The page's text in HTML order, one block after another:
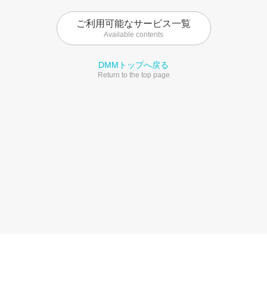
ご利用可能なサービス一覧
Available contents
DMMトップへ戻る
Return to the top page